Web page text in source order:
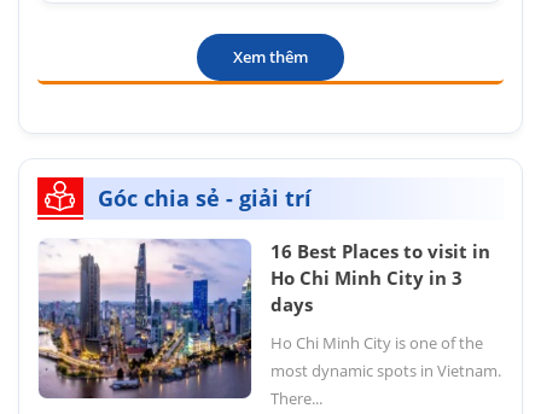
Xem thêm
Góc chia sẻ - giải trí
16 Best Places to visit in
Ho Chi Minh City in 3
days
Ho Chi Minh City is one of the
most dynamic spots in Vietnam.
There...